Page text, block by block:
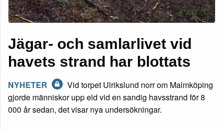
Jägar- och samlarlivet vid
havets strand har blottats
NYHETER
Vid torpet Ulrikslund norr om Malmköping
gjorde människor upp eld vid en sandig havsstrand för 8
000 år sedan, det visar nya undersökningar.